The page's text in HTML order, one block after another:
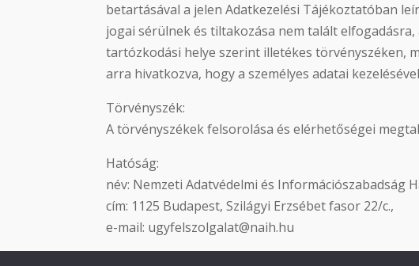
betartásával a jelen Adatkezelési Tájékoztatóban
jogai sérülnek és tiltakozása nem talált
tartózkodási helye szerint illetékes törvényszéken,
arra hivatkozva, hogy a személyes adatai
Törvényszék:
A törvényszékek felsorolása és elérhetőségei
Hatóság:
név: Nemzeti Adatvédelmi és Információszabadság
cím: 1125 Budapest, Szilágyi Erzsébet fasor 22/c.,
e-mail: ugyfelszolgalat@naih.hu